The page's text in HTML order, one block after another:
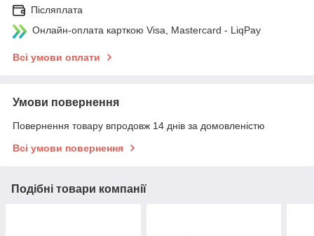
Післяплата
Онлайн-оплата карткою Visa, Mastercard - LiqPay
Всі умови оплати
Умови повернення
Повернення товару впродовж 14 днів за домовленістю
Всі умови повернення
Подібні товари компанії